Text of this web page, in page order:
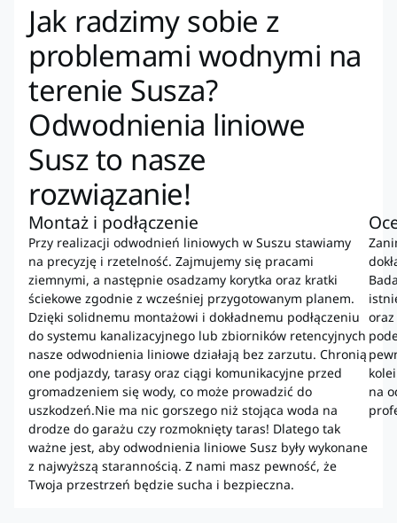
Jak radzimy sobie z
problemami wodnymi na
terenie Susza?
Odwodnienia liniowe
Susz to nasze
rozwiązanie!
Montaż i podłączenie
Przy realizacji odwodnień liniowych w Suszu stawiamy
na precyzję i rzetelność. Zajmujemy się pracami
ziemnymi, a następnie osadzamy korytka oraz kratki
ściekowe zgodnie z wcześniej przygotowanym planem.
Dzięki solidnemu montażowi i dokładnemu podłączeniu
do systemu kanalizacyjnego lub zbiorników retencyjnych
nasze odwodnienia liniowe działają bez zarzutu. Chronią
one podjazdy, tarasy oraz ciągi komunikacyjne przed
gromadzeniem się wody, co może prowadzić do
uszkodzeń.Nie ma nic gorszego niż stojąca woda na
drodze do garażu czy rozmoknięty taras! Dlatego tak
ważne jest, aby odwodnienia liniowe Susz były wykonane
z najwyższą starannością. Z nami masz pewność, że
Twoja przestrzeń będzie sucha i bezpieczna.
na